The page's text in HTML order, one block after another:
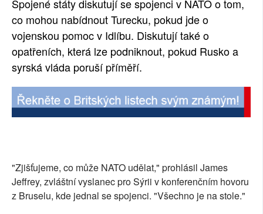
SOCIÁLNÍ SÍTĚ
RUBRIKY
PLNÁ VERZE STRÁNEK
Spojené státy diskutují se spojenci v NATO o tom,
co mohou nabídnout Turecku, pokud jde o
vojenskou pomoc v Idlíbu. Diskutují také o
opatřeních, která lze podniknout, pokud Rusko a
syrská vláda poruší příměří.
"Zjišťujeme, co může NATO udělat," prohlásil James
Jeffrey, zvláštní vyslanec pro Sýrii v konferenčním hovoru
z Bruselu, kde jednal se spojenci. "Všechno je na stole."